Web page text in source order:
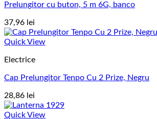
Prelungitor cu buton, 5 m 6G, banco
37,96 lei
Quick View
Electrice
Cap Prelungitor Tenpo Cu 2 Prize, Negru
28,86 lei
Quick View